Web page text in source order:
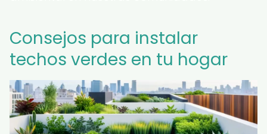
Consejos para instalar
techos verdes en tu hogar